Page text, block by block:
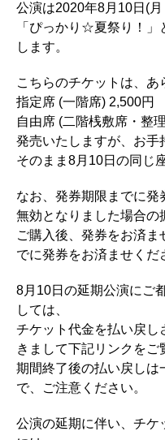
公演は2020年8月10日(月
「ぴっかり☆夏祭り！」
します。
こちらのチケットは、あ
指定席 (一階席) 2,500円
自由席 (二階桟敷席・整
発売いたしますが、お手
そのまま8月10日の同じ
なお、発券期限までに発
無効となりました場合の
ご購入後、発券をお済ま
でに発券をお済ませくだ
8月10日の延期公演にご
しては、
チケット代金を払い戻し
きまして下記リンクをご
期間終了後の払い戻しは
で、ご注意ください。
公演の延期に伴い、チケ